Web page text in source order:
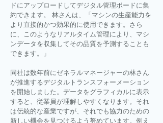
ドにアップロードしてデジタル管理ボードに集
約できます。 林さんは、「マシンの生産能力を
より直接的かつ効果的に使用できます。さら
に、このようなリアルタイム管理により、マシ
ンデータを収集してその品質を予測することも
できます。」
同社は数年前にゼネラルマネージャーの林さん
が推進するデジタルトランスフォーメーション
を開始しました。データをグラフィカルに表示
すると、従業員が理解しやすくなります。それ
は伝統的な産業ですが、それでも協力のための
新しい機会を見つけるよう努めています。例え